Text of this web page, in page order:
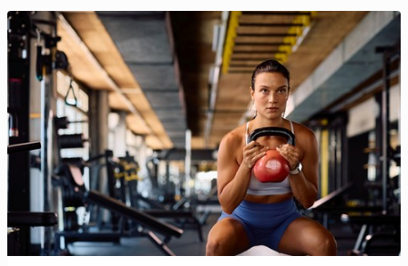
Więcej przy­ja­ciół mają ci, którzy mieli lepsze relacje
ro­dzin­ne w dzie­ciń­stwie
21 lutego, 09:00